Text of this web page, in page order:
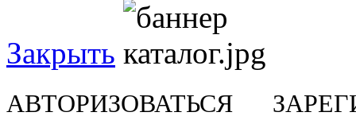
Закрыть
АВТОРИЗОВАТЬСЯ